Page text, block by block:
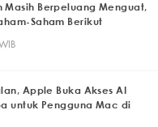
Masih Berpeluang Menguat,
Saham Berikut
Apple Buka Akses AI
untuk Pengguna Mac di